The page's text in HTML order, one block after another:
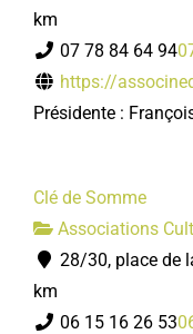
km
07 78 84 64 94
https://
Présidente :
Clé de Somme
Associations
28/30, place de
km
06 15 16 26 53